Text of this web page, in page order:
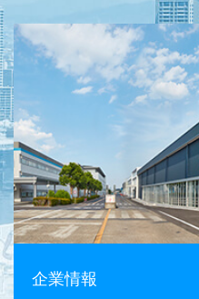
企業情報